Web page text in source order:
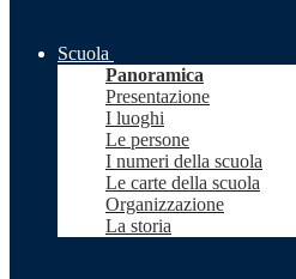
Scuola
Panoramica
Presentazione
I luoghi
Le persone
I numeri della scuola
Le carte della scuola
Organizzazione
La storia